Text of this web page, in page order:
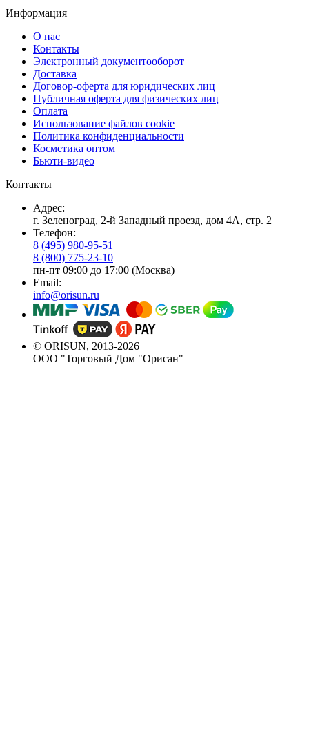
Информация
О нас
Контакты
Электронный документооборот
Доставка
Договор-оферта для юридических лиц
Публичная оферта для физических лиц
Оплата
Использование файлов cookie
Политика конфиденциальности
Косметика оптом
Бьюти-видео
Контакты
Адрес:
г. Зеленоград, 2-й Западный проезд, дом 4А, стр. 2
Телефон:
8 (495) 980-95-51
8 (800) 775-23-10
пн-пт 09:00 до 17:00 (Москва)
Email:
info@orisun.ru
© ORISUN, 2013-2026
ООО "Торговый Дом "Орисан"